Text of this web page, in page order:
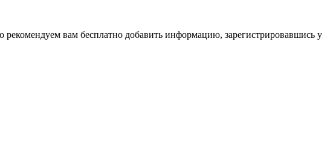
вам бесплатно добавить информацию, зарегистрировавшись у